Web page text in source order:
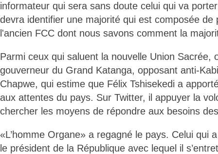
informateur qui sera sans doute celui qui va
devra identifier une majorité qui est composée de
l'ancien FCC dont nous savons comment la
Parmi ceux qui saluent la nouvelle Union Sacrée,
gouverneur du Grand Katanga, opposant anti-
Chapwe, qui estime que Félix Tshisekedi a
aux attentes du pays. Sur Twitter, il appuyer la
chercher les moyens de répondre aux besoins
«L’homme Organe» a regagné le pays. Celui qui
le président de la République avec lequel il